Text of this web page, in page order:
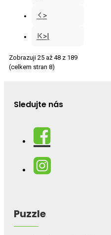
>
>|
Zobrazuji 25 až 48 z 189
(celkem stran 8)
Sledujte nás
Puzzle